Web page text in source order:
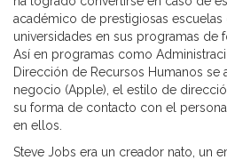
académico de prestigiosas
universidades en sus programas de
Así en programas como
Dirección de Recursos Humanos
negocio (Apple), el estilo de
su forma de contacto con el
en ellos.
Steve Jobs era un creador nato, un